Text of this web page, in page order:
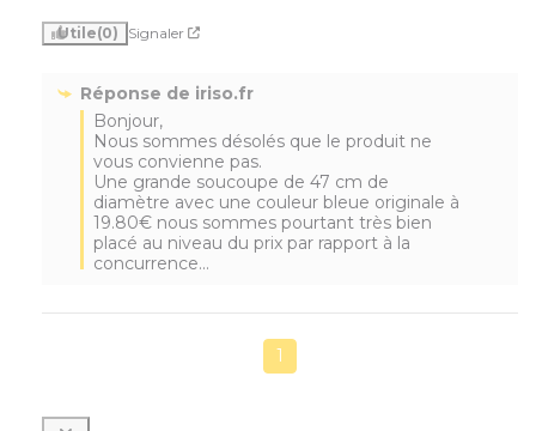
Utile(0) Signaler
Réponse de iriso.fr
Bonjour,
Nous sommes désolés que le produit ne
vous convienne pas.
Une grande soucoupe de 47 cm de
diamètre avec une couleur bleue originale à
19.80€ nous sommes pourtant très bien
placé au niveau du prix par rapport à la
concurrence...
1